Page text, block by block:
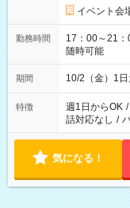
イベント会
勤務時間
17：00～21：00（実働4時
随時可能
期間 10/2（金）1日
特徴 週1日からOK /
話対応なし /
気になる！